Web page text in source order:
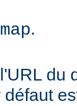
map.
du
défaut